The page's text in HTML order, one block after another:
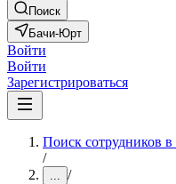
Поиск
Бачи-Юрт
Войти
Войти
Зарегистрироваться
Поиск сотрудников
/
... /